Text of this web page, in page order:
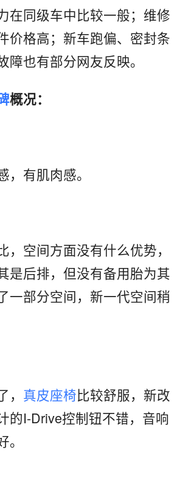
在同级车中比较一般；维修
价格高；新车跑偏、密封条
障也有部分网友反映。
概况：
，有肌肉感。
，空间方面没有什么优势，
是后排，但没有备用胎为其
一部分空间，新一代空间稍
真皮座椅比较舒服，新改
的I-Drive控制钮不错，音响